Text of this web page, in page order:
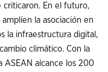
criticaron. En el futuro,
la asociación en
la infraestructura digital,
climático. Con la
ASEAN alcance los 200